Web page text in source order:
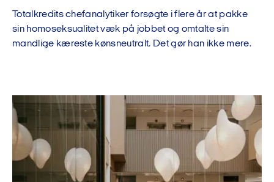
Totalkredits chefanalytiker forsøgte i flere år at pakke
sin homoseksualitet væk på jobbet og omtalte sin
mandlige kæreste kønsneutralt. Det gør han ikke mere.